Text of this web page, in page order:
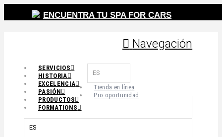
ENCUENTRA TU SPA FOR CARS
Navegación
SERVICIOS
HISTORIA
EXCELENCIA
PASIÓN
PRODUCTOS
FORMATIONS
ES
Tienda en línea
Pro oportunidad
ES